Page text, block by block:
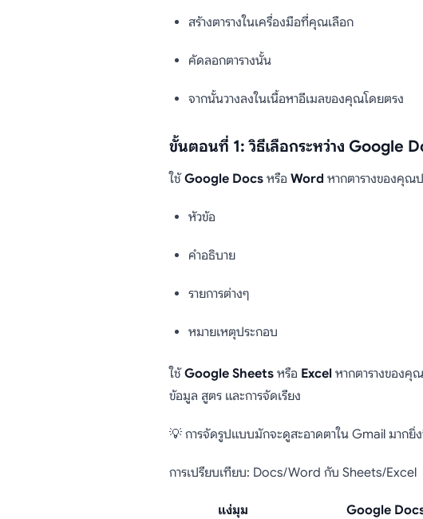
สร้างตารางในเครื่องมือที่คุณเลือก
คัดลอกตารางนั้น
จากนั้นวางลงในเนื้อหาอีเมลของคุณโดยตรง
ขั้นตอนที่ 1: วิธีเลือกระหว่าง Google
ใช้Google Docsหรือ Word หากตารางของคุณ
หัวข้อ
คำอธิบาย
รายการต่างๆ
หมายเหตุประกอบ
ใช้Google Sheetsหรือ Excelหากตารางของคุ
ข้อมูล สูตร และการจัดเรียง
💡 การจัดรูปแบบมักจะดูสะอาดตาใน Gmail มากยิ่
การเปรียบเทียบ: Docs/Word กับ Sheets/Excel
แง่มุม Google